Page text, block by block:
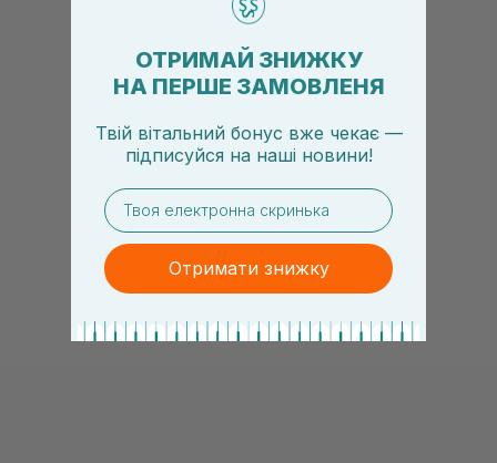
ОТРИМАЙ ЗНИЖКУ
НА ПЕРШЕ ЗАМОВЛЕНЯ
Твій вітальний бонус вже чекає —
підписуйся на наші новини!
email
Отримати знижку